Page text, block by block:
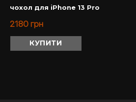
чохол для iPhone 13 Pro
2180 грн
КУПИТИ